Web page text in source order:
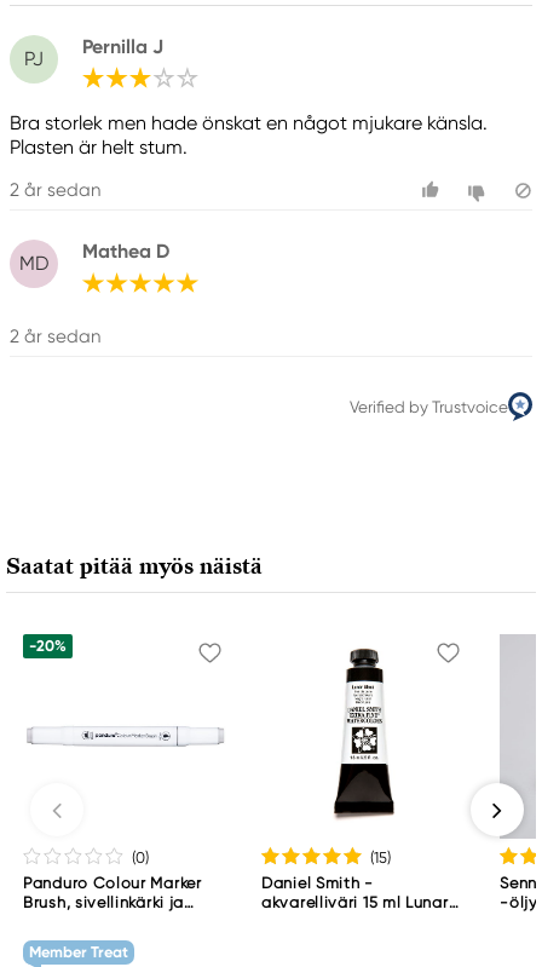
PJ
Pernilla J
Bra storlek men hade önskat en något mjukare känsla.
Plasten är helt stum.
2 år sedan
MD
Mathea D
2 år sedan
Verified by Trustvoice
Saatat pitää myös näistä
-20%
(0)
Panduro Colour Marker
Brush, sivellinkärki ja
WG1
Member Treat
(15)
Daniel Smith -
akvarelliväri 15 ml Lunar
-